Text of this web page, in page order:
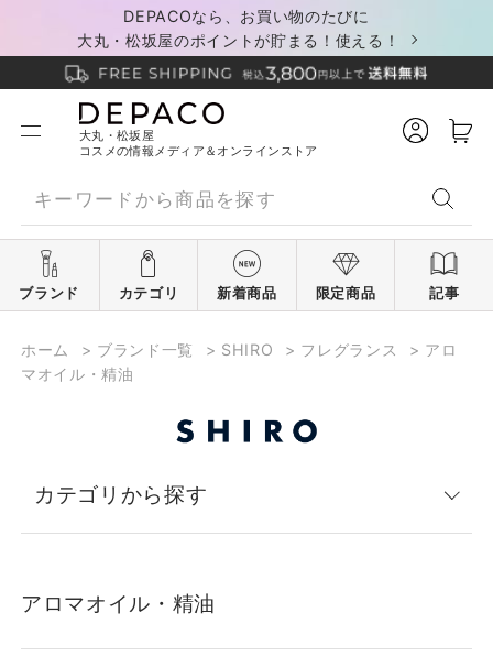
DEPACOなら、お買い物のたびに
大丸・松坂屋のポイントが貯まる！使える！
大丸・松坂屋
コスメの情報メディア＆オンラインストア
ブランド カテゴリ 新着商品 限定商品 記事
ホーム > ブランド一覧 > SHIRO > フレグランス > アロ
マオイル・精油
カテゴリから探す
アロマオイル・精油